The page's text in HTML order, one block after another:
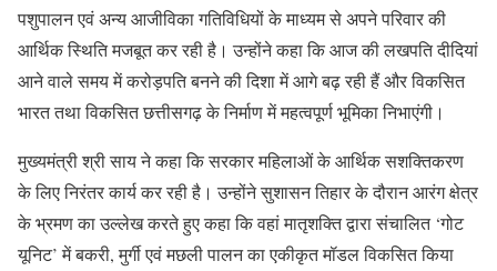
पशुपालन एवं अन्य आजीविका गतिविधियों के माध्यम से अपने परिवार की
आर्थिक स्थिति मजबूत कर रही है। उन्होंने कहा कि आज की लखपति दीदियां
आने वाले समय में करोड़पति बनने की दिशा में आगे बढ़ रही हैं और विकसित
भारत तथा विकसित छत्तीसगढ़ के निर्माण में महत्वपूर्ण भूमिका निभाएंगी।
मुख्यमंत्री श्री साय ने कहा कि सरकार महिलाओं के आर्थिक सशक्तिकरण
के लिए निरंतर कार्य कर रही है। उन्होंने सुशासन तिहार के दौरान आरंग क्षेत्र
के भ्रमण का उल्लेख करते हुए कहा कि वहां मातृशक्ति द्वारा संचालित ‘गोट
यूनिट’ में बकरी, मुर्गी एवं मछली पालन का एकीकृत मॉडल विकसित किया